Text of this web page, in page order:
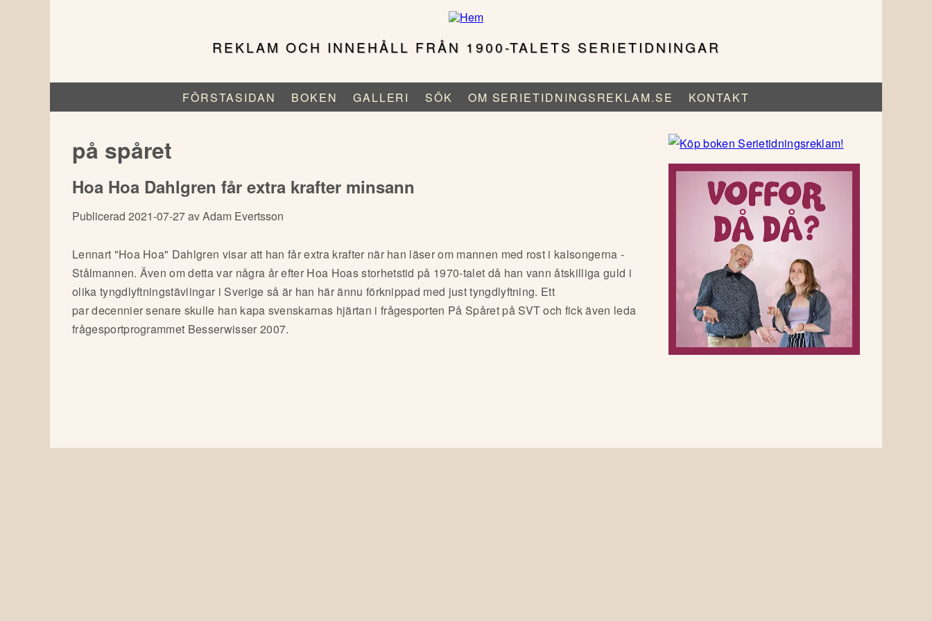
REKLAM OCH INNEHÅLL FRÅN 1900-TALETS SERIETIDNINGAR
Huvudmeny
Serietidningsreklam.se)
FÖRSTASIDAN BOKEN GALLERI SÖK OM SERIETIDNINGSREKLAM.SE KONTAKT
på spåret
Hoa Hoa Dahlgren får extra krafter minsann
Publicerad 2021-07-27 av Adam Evertsson
Lennart "Hoa Hoa" Dahlgren visar att han får extra krafter när han läser om mannen med rost i kalsongerna -
Stålmannen. Även om detta var några år efter Hoa Hoas storhetstid på 1970-talet då han vann åtskilliga guld i
olika tyngdlyftningstävlingar i Sverige så är han här ännu förknippad med just tyngdlyftning. Ett
par decennier senare skulle han kapa svenskarnas hjärtan i frågesporten På Spåret på SVT och fick även leda
frågesportprogrammet Besserwisser 2007.
(för